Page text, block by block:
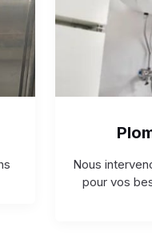
Nous
pour vos